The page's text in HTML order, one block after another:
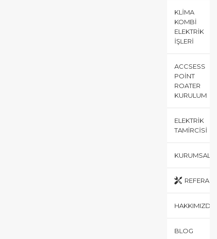
KLIMA
KOMBI
ELEKTRIK
İŞLERI
ACCSESS
POINT
ROATER
KURULUM
ELEKTRIK
TAMIRCISI
KURUMSAL
HAKKIMIZDA
BLOG